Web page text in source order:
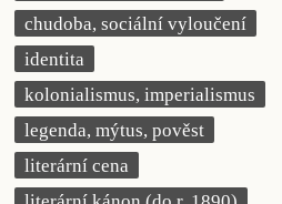
chudoba, sociální vyloučení
identita
kolonialismus, imperialismus
legenda, mýtus, pověst
literární cena